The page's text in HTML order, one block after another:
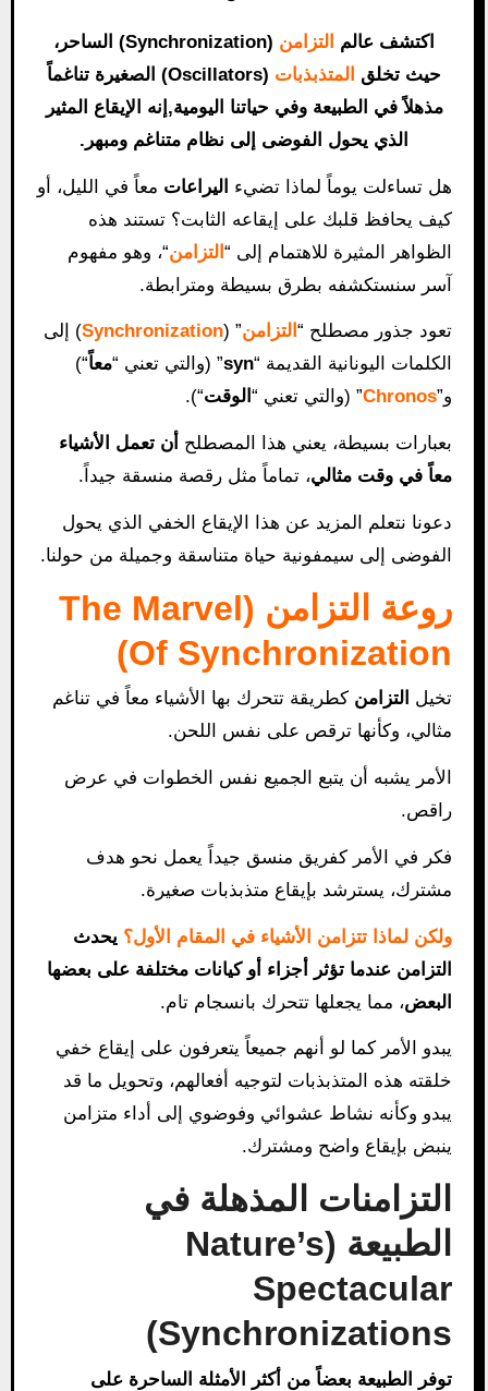
اكتشف عالم التزامن
(Synchronization) الساحر،
حيث تخلق المتذبذبات
(Oscillators) الصغيرة تناغماً
مذهلاً في الطبيعة وفي حياتنا اليومية,إنه الإيقاع المثير
الذي يحول الفوضى إلى نظام متناغم ومبهر.
هل تساءلت يوماً لماذا تضيء اليراعات معاً في الليل، أو
كيف يحافظ قلبك على إيقاعه الثابت؟ تستند هذه
الظواهر المثيرة للاهتمام إلى “التزامن“، وهو مفهوم
آسر سنستكشفه بطرق بسيطة ومترابطة.
تعود جذور مصطلح “التزامن” (
Synchronization) إلى
الكلمات اليونانية القديمة “syn” (والتي تعني “معاً“)
و”Chronos” (والتي تعني “الوقت“).
بعبارات بسيطة، يعني هذا المصطلح أن تعمل الأشياء
معاً في وقت مثالي، تماماً مثل رقصة منسقة جيداً.
دعونا نتعلم المزيد عن هذا الإيقاع الخفي الذي يحول
الفوضى إلى سيمفونية حياة متناسقة وجميلة من حولنا.
روعة التزامن (The Marvel
Of Synchronization)
تخيل التزامن كطريقة تتحرك بها الأشياء معاً في تناغم
مثالي، وكأنها ترقص على نفس اللحن.
الأمر يشبه أن يتبع الجميع نفس الخطوات في عرض
راقص.
فكر في الأمر كفريق منسق جيداً يعمل نحو هدف
مشترك، يسترشد بإيقاع متذبذبات صغيرة.
ولكن لماذا تتزامن الأشياء في المقام الأول؟ يحدث
التزامن عندما تؤثر أجزاء أو كيانات مختلفة على بعضها
البعض، مما يجعلها تتحرك بانسجام تام.
يبدو الأمر كما لو أنهم جميعاً يتعرفون على إيقاع خفي
خلقته هذه المتذبذبات لتوجيه أفعالهم، وتحويل ما قد
يبدو وكأنه نشاط عشوائي وفوضوي إلى أداء متزامن
ينبض بإيقاع واضح ومشترك.
التزامنات المذهلة في
الطبيعة (Nature’s
Spectacular
Synchronizations)
توفر الطبيعة بعضاً من أكثر الأمثلة الساحرة على